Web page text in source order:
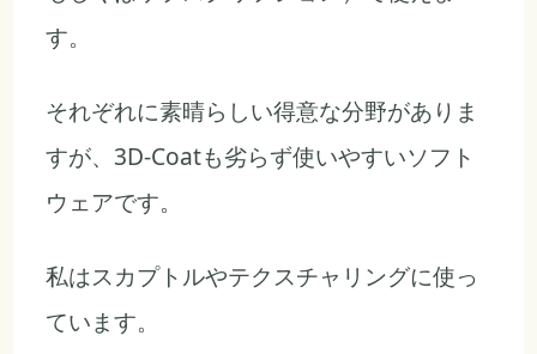
す。
それぞれに素晴らしい得意な分野がありま
すが、3D-Coatも劣らず使いやすいソフト
ウェアです。
私はスカプトルやテクスチャリングに使っ
ています。